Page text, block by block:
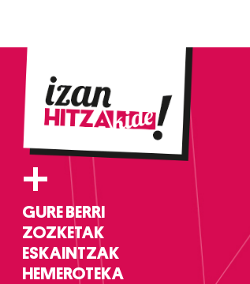
+
GURE BERRI
ZOZKETAK
ESKAINTZAK
HEMEROTEKA